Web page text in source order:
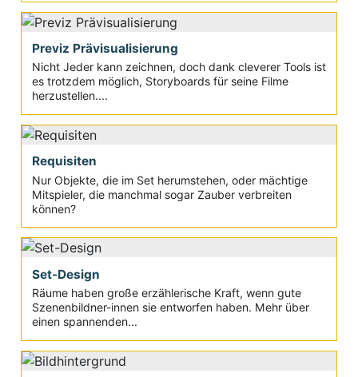
Previz Prävisualisierung
Nicht Jeder kann zeichnen, doch dank cleverer Tools ist
es trotzdem möglich, Storyboards für seine Filme
herzustellen....
Requisiten
Nur Objekte, die im Set herumstehen, oder mächtige
Mitspieler, die manchmal sogar Zauber verbreiten
können?
Set-Design
Räume haben große erzählerische Kraft, wenn gute
Szenenbildner-innen sie entworfen haben. Mehr über
einen spannenden...